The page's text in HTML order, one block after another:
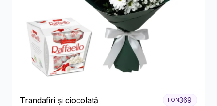
Trandafiri și ciocolată RON369